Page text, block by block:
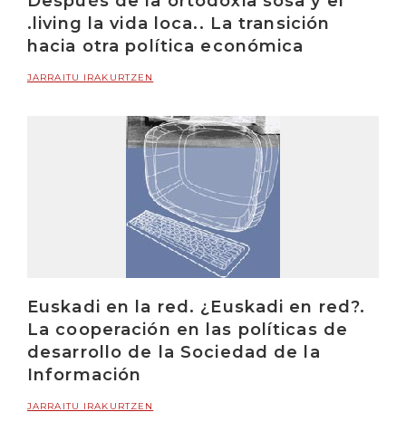
.living la vida loca.. La transición
hacia otra política económica
JARRAITU IRAKURTZEN
Euskadi en la red. ¿Euskadi en red?.
La cooperación en las políticas de
desarrollo de la Sociedad de la
Información
JARRAITU IRAKURTZEN